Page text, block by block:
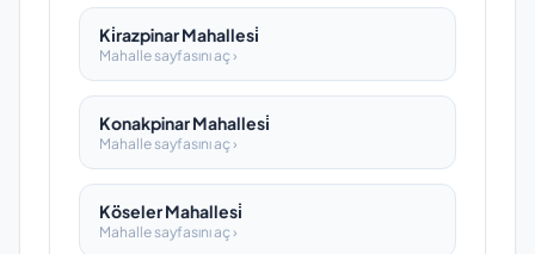
Ki̇razpinar Mahallesi̇
Mahalle sayfasını aç ›
Konakpinar Mahallesi̇
Mahalle sayfasını aç ›
Köseler Mahallesi̇
Mahalle sayfasını aç ›